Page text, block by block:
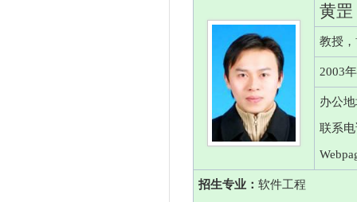
黄罡
教授
2003
办公
联系
招生专业： 软件工程